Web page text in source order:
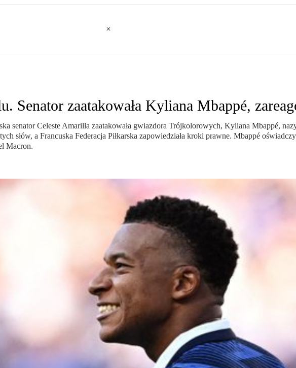
Senator zaatakowała Kyliana Mbappé,
senator Celeste Amarilla zaatakowała gwiazdora Trójkolorowych, Kyliana Mbappé,
słów, a Francuska Federacja Piłkarska zapowiedziała kroki prawne. Mbappé
Macron.